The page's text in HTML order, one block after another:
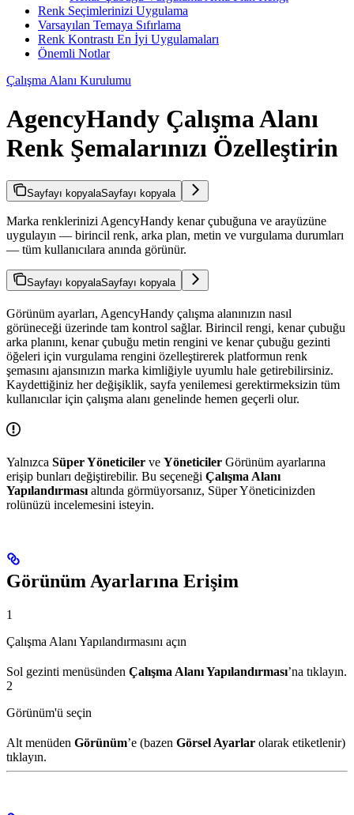
Renk Seçimlerinizi Uygulama
Varsayılan Temaya Sıfırlama
Renk Kontrastı En İyi Uygulamaları
Önemli Notlar
Çalışma Alanı Kurulumu
AgencyHandy Çalışma Alanı
Renk Şemalarınızı Özelleştirin
Sayfayı kopyalaSayfayı kopyala
Marka renklerinizi AgencyHandy kenar çubuğuna ve arayüzüne
uygulayın — birincil renk, arka plan, metin ve vurgulama durumları
— tüm kullanıcılara anında görünür.
Sayfayı kopyalaSayfayı kopyala
Görünüm ayarları, AgencyHandy çalışma alanınızın nasıl
görüneceği üzerinde tam kontrol sağlar. Birincil rengi, kenar çubuğu
arka planını, kenar çubuğu metin rengini ve kenar çubuğu gezinti
öğeleri için vurgulama rengini özelleştirerek platformun renk
şemasını ajansınızın marka kimliğiyle uyumlu hale getirebilirsiniz.
Kaydettiğiniz her değişiklik, sayfa yenilemesi gerektirmeksizin tüm
kullanıcılar için çalışma alanı genelinde hemen geçerli olur.
Yalnızca Süper Yöneticiler ve Yöneticiler Görünüm ayarlarına
erişip bunları değiştirebilir. Bu seçeneği Çalışma Alanı
Yapılandırması altında görmüyorsanız, Süper Yöneticinizden
rolünüzü incelemesini isteyin.
Görünüm Ayarlarına Erişim
1
Çalışma Alanı Yapılandırmasını açın
Sol gezinti menüsünden Çalışma Alanı Yapılandırması’na tıklayın.
2
Görünüm'ü seçin
Alt menüden Görünüm’e (bazen Görsel Ayarlar olarak etiketlenir)
tıklayın.